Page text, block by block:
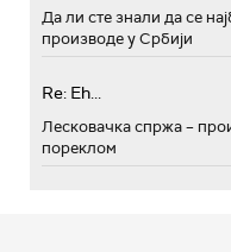
Да ли сте знали да се
производе у Србији
Re: Eh...
Лесковачка спржа –
пореклом